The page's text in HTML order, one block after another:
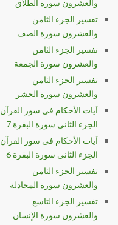
والعشرون سورة الطلاق
تفسير الجزء الثامن
والعشرون سورة الصف
تفسير الجزء الثامن
والعشرون سورة الجمعة
تفسير الجزء الثامن
والعشرون سورة الحشر
آيات الأحكام فى سور القرآن
الجزء الثانى سورة البقرة 7
آيات الأحكام فى سور القرآن
الجزء الثانى سورة البقرة 6
تفسير الجزء الثامن
والعشرون سورة المجادلة
تفسير الجزء التاسع
والعشرون سورة الإنسان